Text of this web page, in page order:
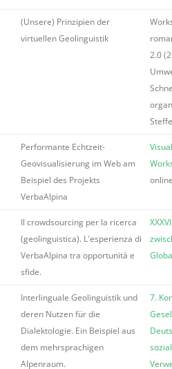
(Unsere) Prinzipien der
virtuellen Geolinguistik
2.0
Performante Echtzeit-
Geovisualisierung im Web am
Beispiel des Projekts
VerbaAlpina
Il crowdsourcing per la ricerca
(geolinguistica). L'esperienza di
VerbaAlpina tra opportunità e
sfide.
Interlinguale Geolinguistik und
deren Nutzen für die
Dialektologie. Ein Beispiel aus
dem mehrsprachigen
Alpenraum.
7.